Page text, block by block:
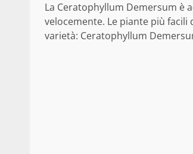
La Ceratophyllum Demersum è
velocemente. Le piante più
varietà: Ceratophyllum